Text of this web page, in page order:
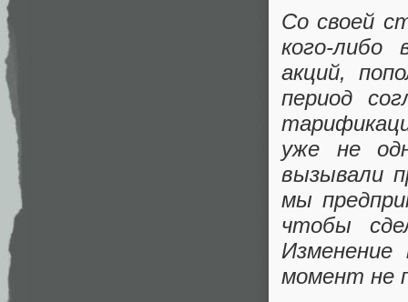
Со своей
кого-либо
акций,
период
уже не
вызывали
мы
чтобы
Изменение
момент не